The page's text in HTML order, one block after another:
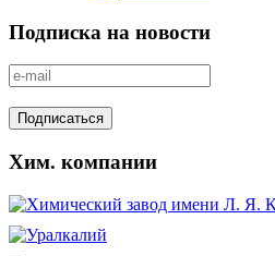
Подписка на новости
Хим. компании